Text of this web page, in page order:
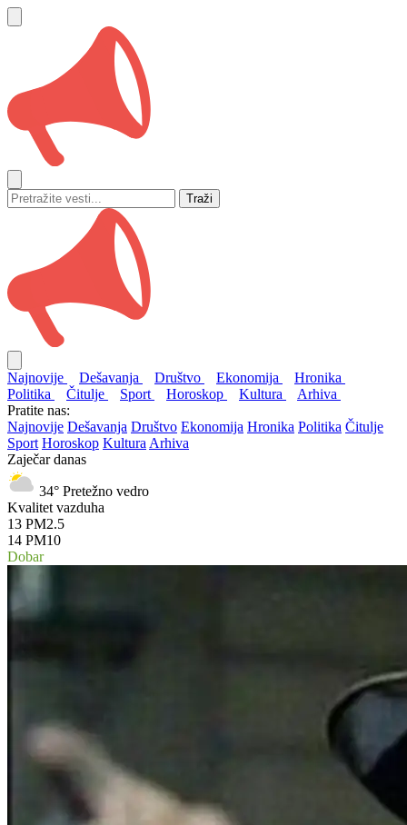
Traži
Najnovije Dešavanja Društvo Ekonomija
Hronika
Politika
Čitulje Sport Horoskop Kultura
Arhiva
Pratite nas:
Najnovije Dešavanja Društvo Ekonomija Hronika Politika Čitulje
Sport Horoskop Kultura Arhiva
Zaječar danas
34° Pretežno vedro
Kvalitet vazduha
13 PM2.5
14 PM10
Dobar